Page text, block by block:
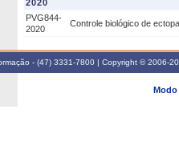
2020
PVG844-
2020
Controle biológico de
- (47) 3331-7800 | Copyright © 2006-
Modo